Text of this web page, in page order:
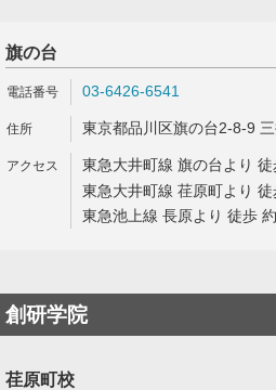
旗の台
03-6426-6541
東京都品川区旗の台2-8-9
東急大井町線 旗の台より
東急大井町線 荏原町より
東急池上線 長原より 徒歩
創研学院
荏原町校